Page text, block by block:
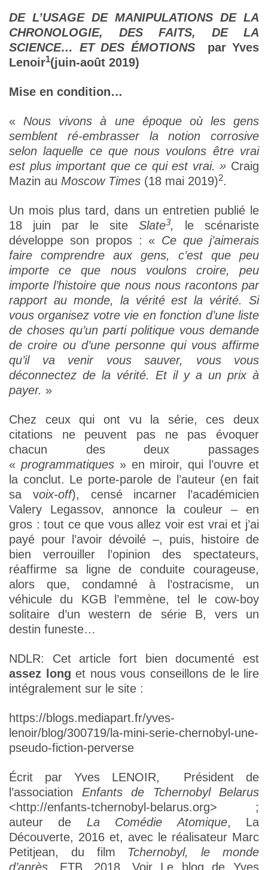
DE L’USAGE DE MANIPULATIONS DE LA
CHRONOLOGIE, DES FAITS, DE LA
SCIENCE… ET DES ÉMOTIONS
par Yves
Lenoir1(juin-août 2019)
Mise en condition…
« Nous vivons à une époque où les gens
semblent ré-embrasser la notion corrosive
selon laquelle ce que nous voulons être vrai
est plus important que ce qui est vrai. » Craig
Mazin au Moscow Times (18 mai 2019)2.
Un mois plus tard, dans un entretien publié le
18 juin par le site Slate3, le scénariste
développe son propos : « Ce que j’aimerais
faire comprendre aux gens, c’est que peu
importe ce que nous voulons croire, peu
importe l’histoire que nous nous racontons par
rapport au monde, la vérité est la vérité. Si
vous organisez votre vie en fonction d’une liste
de choses qu’un parti politique vous demande
de croire ou d’une personne qui vous affirme
qu’il va venir vous sauver, vous vous
déconnectez de la vérité. Et il y a un prix à
payer. »
Chez ceux qui ont vu la série, ces deux
citations ne peuvent pas ne pas évoquer
chacun des deux passages
« programmatiques» en miroir, qui l’ouvre et
la conclut. Le porte-parole de l’auteur (en fait
sa voix-off), censé incarner l’académicien
Valery Legassov, annonce la couleur – en
gros : tout ce que vous allez voir est vrai et j’ai
payé pour l’avoir dévoilé –, puis, histoire de
bien verrouiller l’opinion des spectateurs,
réaffirme sa ligne de conduite courageuse,
alors que, condamné à l’ostracisme, un
véhicule du KGB l’emmène, tel le cow-boy
solitaire d’un western de série B, vers un
destin funeste…
NDLR: Cet article fort bien documenté est
assez long et nous vous conseillons de le lire
intégralement sur le site :
https://blogs.mediapart.fr/yves-
lenoir/blog/300719/la-mini-serie-chernobyl-une-
pseudo-fiction-perverse
Écrit par Yves LENOIR, Président de
l’association Enfants de Tchernobyl Belarus
<http://enfants-tchernobyl-belarus.org> ;
auteur de La Comédie Atomique, La
Découverte, 2016 et, avec le réalisateur Marc
Petitjean, du film Tchernobyl, le monde
d’après , ETB, 2018. Voir Le blog de Yves